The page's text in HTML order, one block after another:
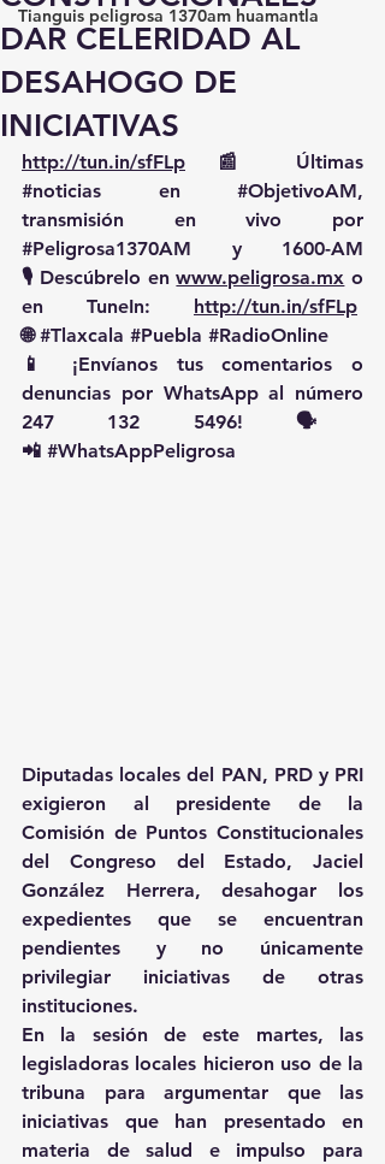
Tianguis peligrosa 1370am huamantla
DAR CELERIDAD AL
DESAHOGO DE
INICIATIVAS
http://tun.in/sfFLp
#noticias en #ObjetivoAM,
#Peligrosa1370AM y 1600-AM
🎙️ Descúbrelo en www.peligrosa.mx o
en TuneIn: http://tun.in/sfFLp
🌐 #Tlaxcala #Puebla #RadioOnline
📱 ¡Envíanos tus comentarios o
denuncias por WhatsApp al número
247 132 5496! 🗣️
📲 #WhatsAppPeligrosa
Diputadas locales del PAN, PRD y PRI
exigieron al presidente de la
Comisión de Puntos Constitucionales
del Congreso del Estado, Jaciel
González Herrera, desahogar los
expedientes que se encuentran
pendientes y no únicamente
privilegiar iniciativas de otras
instituciones.
En la sesión de este martes, las
legisladoras locales hicieron uso de la
tribuna para argumentar que las
iniciativas que han presentado en
materia de salud e impulso para